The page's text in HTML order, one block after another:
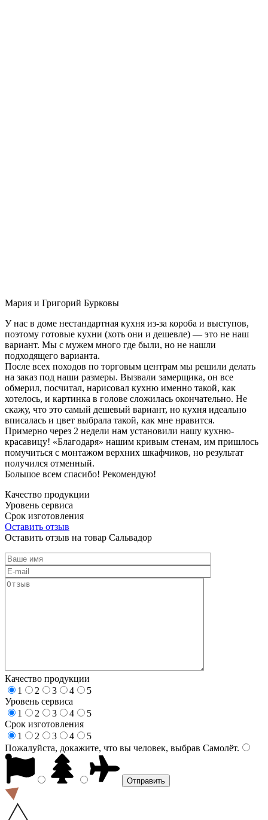
Мария и Григорий Бурковы
У нас в доме нестандартная кухня из-за короба и выступов,
поэтому готовые кухни (хоть они и дешевле) — это не наш
вариант. Мы с мужем много где были, но не нашли
подходящего варианта.
После всех походов по торговым центрам мы решили делать
на заказ под наши размеры. Вызвали замерщика, он все
обмерил, посчитал, нарисовал кухню именно такой, как
хотелось, и картинка в голове сложилась окончательно. Не
скажу, что это самый дешевый вариант, но кухня идеально
вписалась и цвет выбрала такой, как мне нравится.
Примерно через 2 недели нам установили нашу кухню-
красавицу! «Благодаря» нашим кривым стенам, им пришлось
помучиться с монтажом верхних шкафчиков, но результат
получился отменный.
Большое всем спасибо! Рекомендую!
Качество продукции
Уровень сервиса
Срок изготовления
Оставить отзыв
Оставить отзыв на товар Сальвадор
Качество продукции
1
2 3 4
5
Уровень сервиса
1
2 3 4
5
Срок изготовления
1
2 3 4
5
Пожалуйста, докажите, что вы человек, выбрав Самолёт.